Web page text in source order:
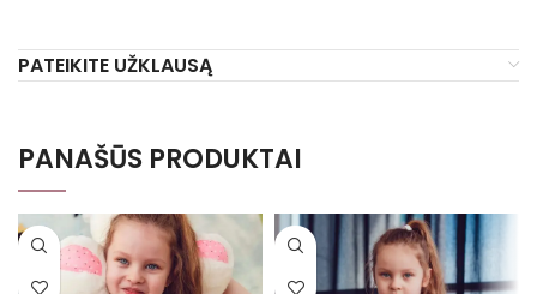
PATEIKITE UŽKLAUSĄ
PANAŠŪS PRODUKTAI